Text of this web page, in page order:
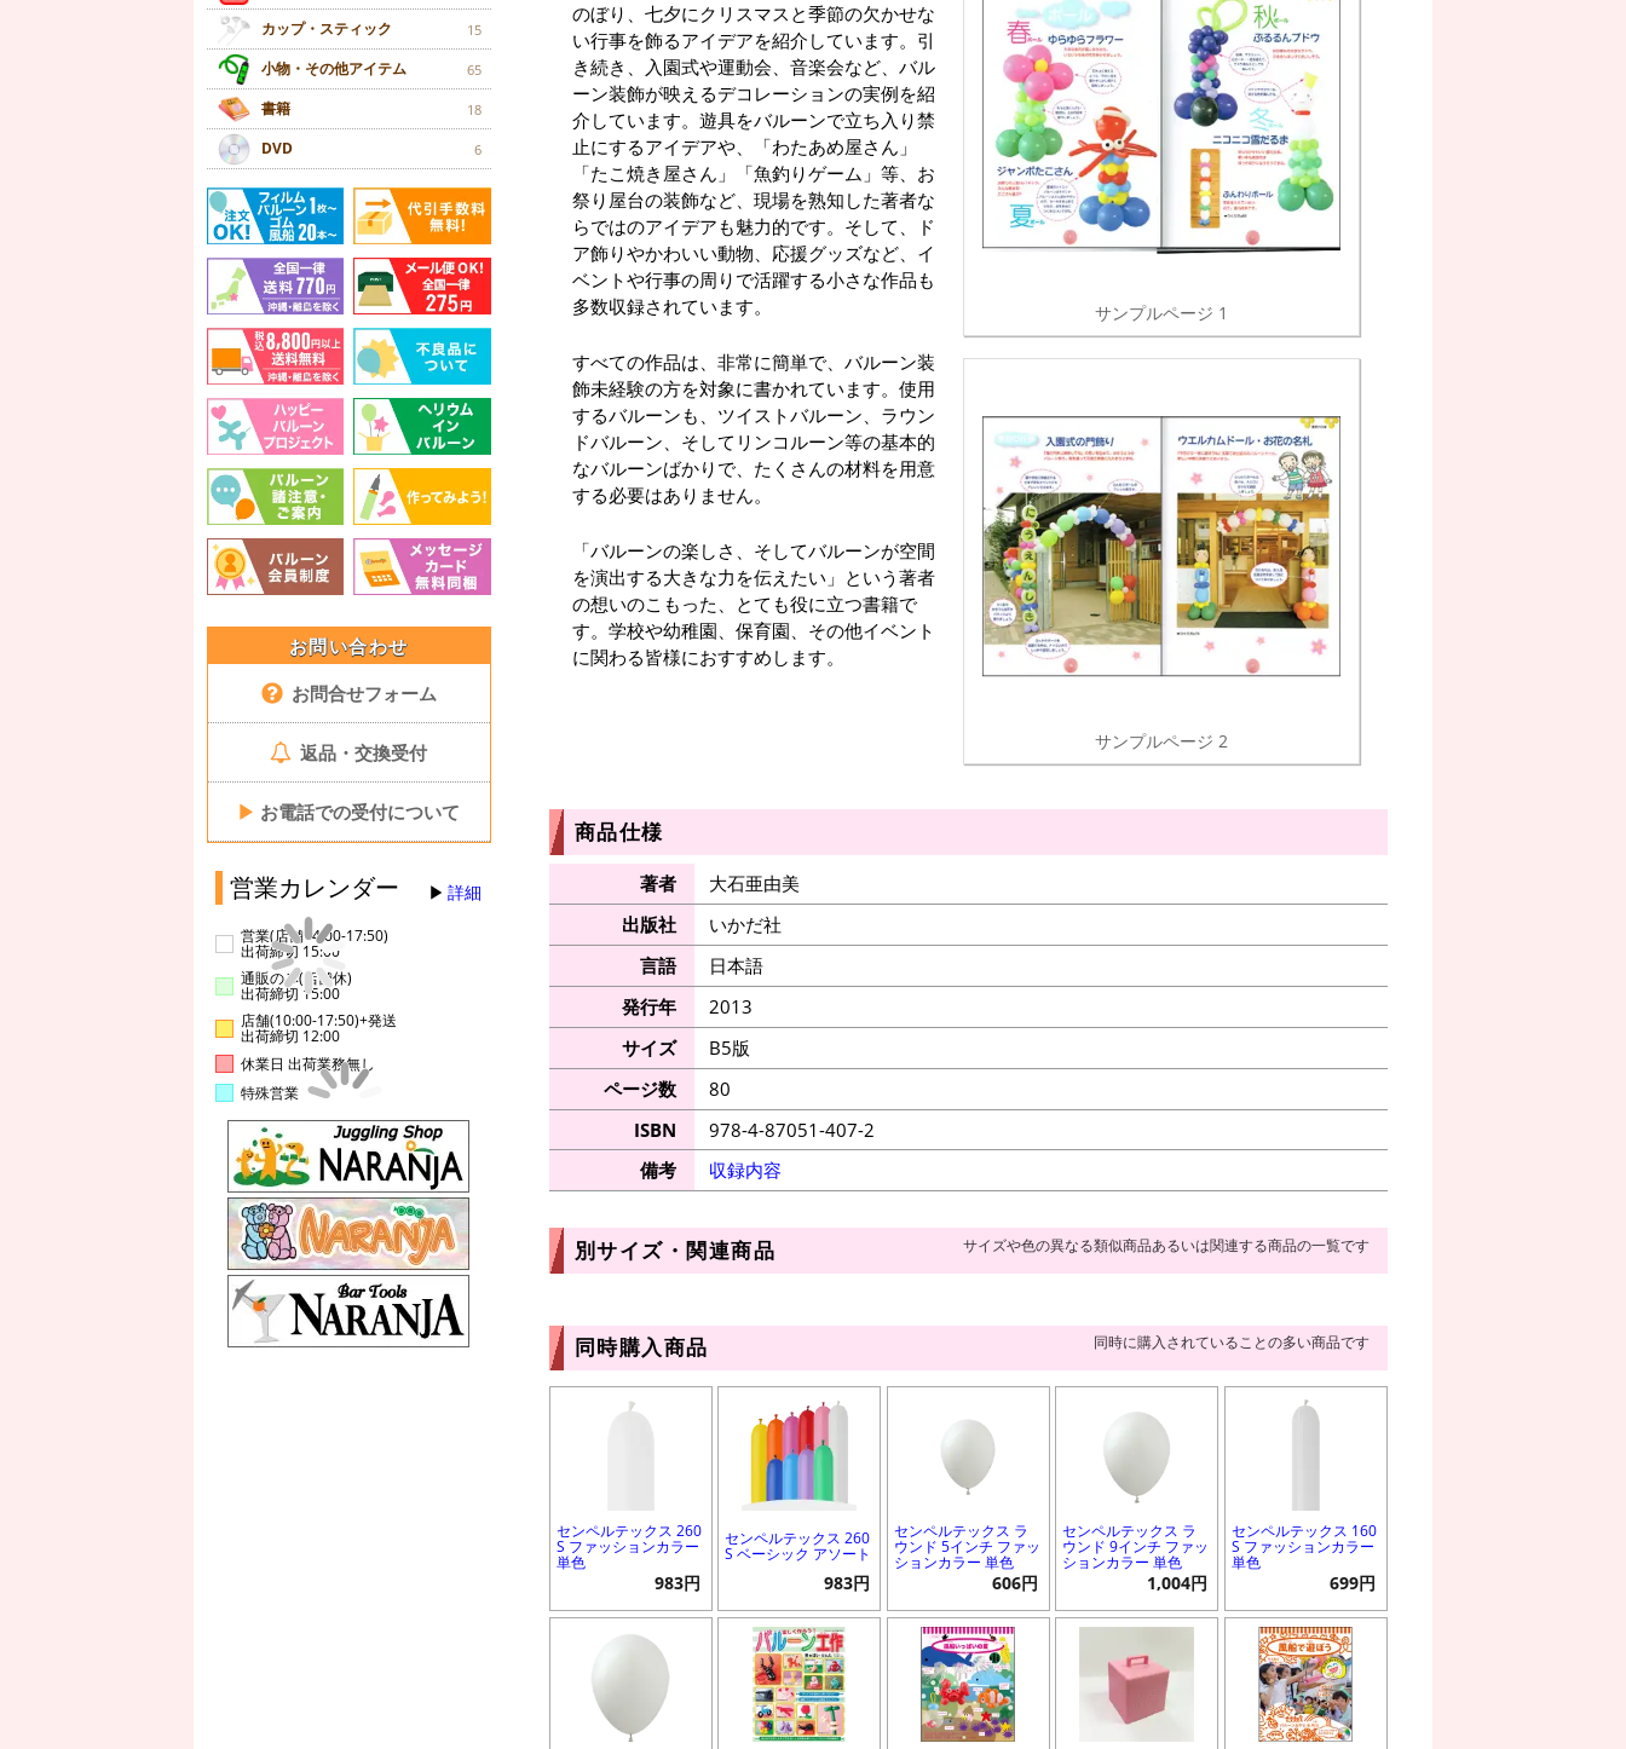
カップ・スティック 15
小物・その他アイテム 65
書籍 18
DVD 6
お問い合わせ
お問合せフォーム
返品・交換受付
▶ お電話での受付について
営業カレンダー 詳細
営業(店舗14:00-17:50)
出荷締切 15:00
通販のみ(店舗休)
出荷締切 15:00
店舗(10:00-17:50)+発送
出荷締切 12:00
休業日 出荷業務無し
特殊営業
サンプルページ 1
のぼり、七夕にクリスマスと季節の欠かせな
い行事を飾るアイデアを紹介しています。引
き続き、入園式や運動会、音楽会など、バル
ーン装飾が映えるデコレーションの実例を紹
介しています。遊具をバルーンで立ち入り禁
止にするアイデアや、「わたあめ屋さん」
「たこ焼き屋さん」「魚釣りゲーム」等、お
祭り屋台の装飾など、現場を熟知した著者な
らではのアイデアも魅力的です。そして、ド
ア飾りやかわいい動物、応援グッズなど、イ
ベントや行事の周りで活躍する小さな作品も
多数収録されています。
サンプルページ 2
すべての作品は、非常に簡単で、バルーン装
飾未経験の方を対象に書かれています。使用
するバルーンも、ツイストバルーン、ラウン
ドバルーン、そしてリンコルーン等の基本的
なバルーンばかりで、たくさんの材料を用意
する必要はありません。
「バルーンの楽しさ、そしてバルーンが空間
を演出する大きな力を伝えたい」という著者
の想いのこもった、とても役に立つ書籍で
す。学校や幼稚園、保育園、その他イベント
に関わる皆様におすすめします。
商品仕様
著者
大石亜由美
出版社
いかだ社
言語
日本語
発行年
2013
サイズ
B5版
ページ数
80
ISBN
978-4-87051-407-2
備考
収録内容
別サイズ・関連商品 サイズや色の異なる類似商品あるいは関連する商品の一覧です
同時購入商品 同時に購入されていることの多い商品です
センペルテックス 260
S ファッションカラー
単色
983円
センペルテックス 260
S ベーシック アソート
983円
センペルテックス ラ
ウンド 5インチ ファッ
ションカラー 単色
606円
センペルテックス ラ
ウンド 9インチ ファッ
ションカラー 単色
1,004円
センペルテックス 160
S ファッションカラー
単色
699円